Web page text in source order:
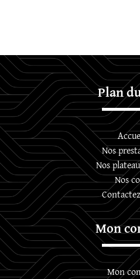
Plan
Nos
Nos
Nos
Mon
Mon